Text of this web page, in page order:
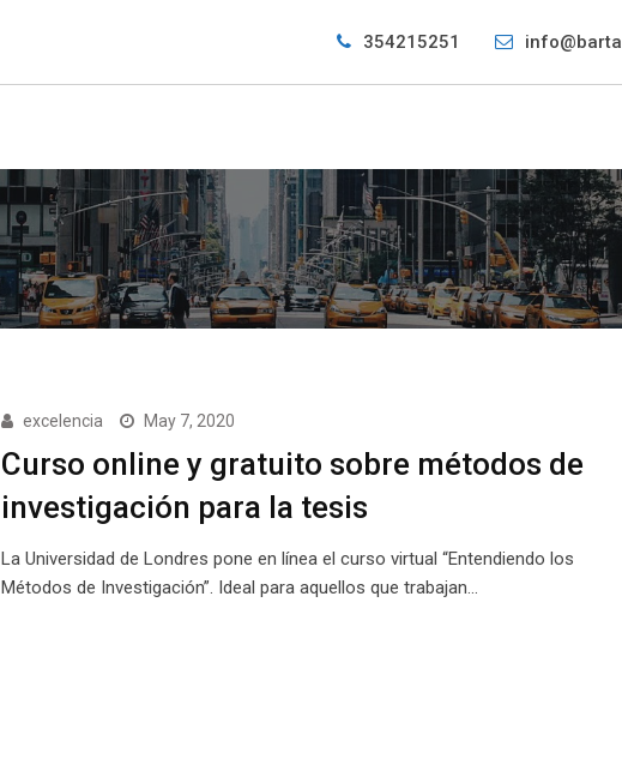
354215251
excelencia May 7, 2020
Curso online y gratuito sobre métodos de
investigación para la tesis
La Universidad de Londres pone en línea el curso virtual “Entendiendo los
Métodos de Investigación”. Ideal para aquellos que trabajan…